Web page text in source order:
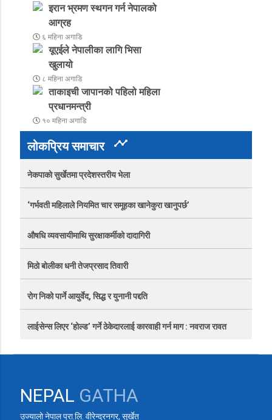
इरान भ्रमण स्थगन गर्न नेपालको
आग्रह
६ महिना अगाडि
यूएईले नेपालीका लागि भिसा
खुलायो
८ महिना अगाडि
ताकाइची जापानको पहिलो महिला
प्रधानमन्त्री
१० महिना अगाडि
लोकप्रिय समाचार timeline
नेकपाकाे सुर्खेतमा प्रदेशस्तरीय भेला
‘गर्भवती महिलाले नियमित चार समूहका खानेकुरा खानुपर्छ’
औषधि व्यवसायीमाथि सुरक्षाकर्मीको दादागिरी
मिठो बोलीका धनी तेजप्रसाद तिवारी
रोग निको पार्ने आयुर्वेद, सिद्ध र युनानी पद्दति
लाईसेन्स लिएर ‘होल्ड’ गर्ने ठेकेदारलाई कारवाही गर्न माग : नवराज रावत
NEPAL GATHA
उज्यालो नेपाल प्रा.लि. वीरेन्द्रनगर, सुर्खेत